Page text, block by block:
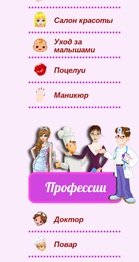
Салон красоты
Уход за
малышами
Поцелуи
Маникюр
Доктор
Повар